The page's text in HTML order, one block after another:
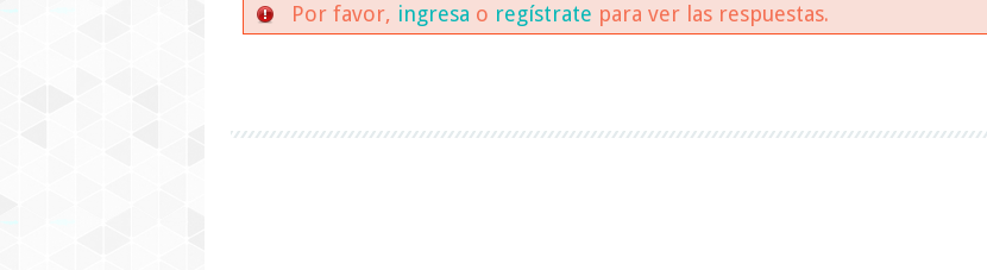
Por favor, ingresa o regístrate para ver las respuestas.